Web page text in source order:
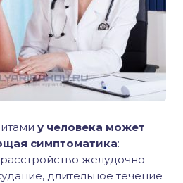
у человека может
симптоматика:
желудочно-
длительное течение